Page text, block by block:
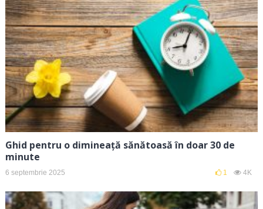
Ghid pentru o dimineață sănătoasă în doar 30 de
minute
6 septembrie 2025 1 4K